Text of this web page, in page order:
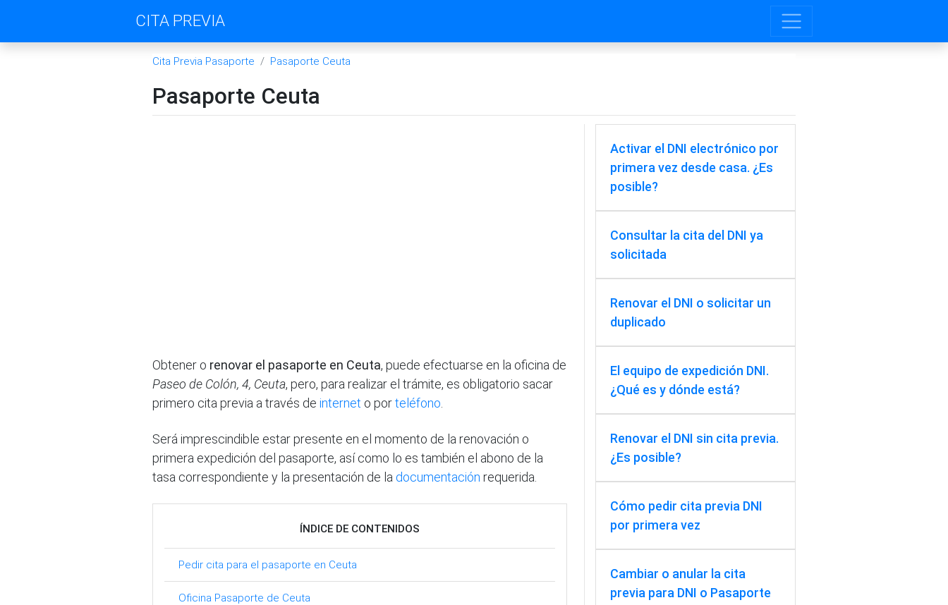
CITA PREVIA
Cita Previa Pasaporte Pasaporte Ceuta
Pasaporte Ceuta
Obtener o renovar el pasaporte en Ceuta, puede efectuarse en la oficina de
Paseo de Colón, 4, Ceuta, pero, para realizar el trámite, es obligatorio sacar
primero cita previa a través de internet o porteléfono
Será imprescindible estar presente en el momento de la renovación o
primera expedición del pasaporte, así como lo es también el abono de la
tasa correspondiente y la presentación de la documentación requerida.
ÍNDICE DE CONTENIDOS
Pedir cita para el pasaporte en Ceuta
Oficina Pasaporte de Ceuta
Activar el DNI electrónico por
primera vez desde casa. ¿Es
posible?
Consultar la cita del DNI ya
solicitada
Renovar el DNI o solicitar un
duplicado
El equipo de expedición DNI.
¿Qué es y dónde está?
Renovar el DNI sin cita previa.
¿Es posible?
Cómo pedir cita previa DNI
por primera vez
Cambiar o anular la cita
previa para DNI o Pasaporte